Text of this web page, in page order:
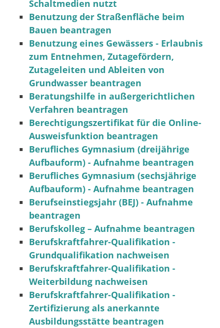
Schaltmedien nutzt
Benutzung der Straßenfläche beim
Bauen beantragen
Benutzung eines Gewässers - Erlaubnis
zum Entnehmen, Zutagefördern,
Zutageleiten und Ableiten von
Grundwasser beantragen
Beratungshilfe in außergerichtlichen
Verfahren beantragen
Berechtigungszertifikat für die Online-
Ausweisfunktion beantragen
Berufliches Gymnasium (dreijährige
Aufbauform) - Aufnahme beantragen
Berufliches Gymnasium (sechsjährige
Aufbauform) - Aufnahme beantragen
Berufseinstiegsjahr (BEJ) - Aufnahme
beantragen
Berufskolleg – Aufnahme beantragen
Berufskraftfahrer-Qualifikation -
Grundqualifikation nachweisen
Berufskraftfahrer-Qualifikation -
Weiterbildung nachweisen
Berufskraftfahrer-Qualifikation -
Zertifizierung als anerkannte
Ausbildungsstätte beantragen